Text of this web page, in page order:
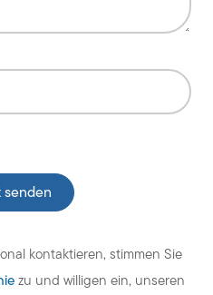
kontaktieren, stimmen Sie
zu und willigen ein, unseren